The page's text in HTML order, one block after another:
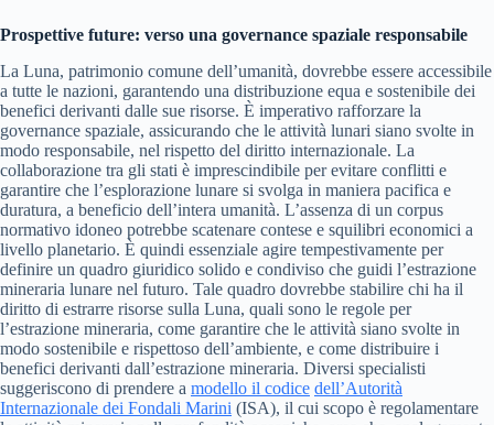
Prospettive future: verso una governance spaziale responsabile
La Luna, patrimonio comune dell’umanità, dovrebbe essere accessibile
a tutte le nazioni, garantendo una distribuzione equa e sostenibile dei
benefici derivanti dalle sue risorse. È imperativo rafforzare la
governance spaziale, assicurando che le attività lunari siano svolte in
modo responsabile, nel rispetto del diritto internazionale. La
collaborazione tra gli stati è imprescindibile per evitare conflitti e
garantire che l’esplorazione lunare si svolga in maniera pacifica e
duratura, a beneficio dell’intera umanità. L’assenza di un corpus
normativo idoneo potrebbe scatenare contese e squilibri economici a
livello planetario. È quindi essenziale agire tempestivamente per
definire un quadro giuridico solido e condiviso che guidi l’estrazione
mineraria lunare nel futuro. Tale quadro dovrebbe stabilire chi ha il
diritto di estrarre risorse sulla Luna, quali sono le regole per
l’estrazione mineraria, come garantire che le attività siano svolte in
modo sostenibile e rispettoso dell’ambiente, e come distribuire i
benefici derivanti dall’estrazione mineraria. Diversi specialisti
suggeriscono di prendere a modello il codice dell’Autorità
Internazionale dei Fondali Marini (ISA), il cui scopo è regolamentare